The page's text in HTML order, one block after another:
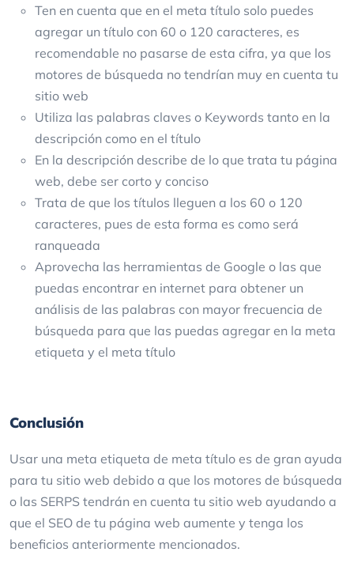
Ten en cuenta que en el meta título solo puedes
agregar un título con 60 o 120 caracteres, es
recomendable no pasarse de esta cifra, ya que los
motores de búsqueda no tendrían muy en cuenta tu
sitio web
Utiliza las palabras claves o Keywords tanto en la
descripción como en el título
En la descripción describe de lo que trata tu página
web, debe ser corto y conciso
Trata de que los títulos lleguen a los 60 o 120
caracteres, pues de esta forma es como será
ranqueada
Aprovecha las herramientas de Google o las que
puedas encontrar en internet para obtener un
análisis de las palabras con mayor frecuencia de
búsqueda para que las puedas agregar en la meta
etiqueta y el meta título
Conclusión
Usar una meta etiqueta de meta título es de gran ayuda
para tu sitio web debido a que los motores de búsqueda
o las SERPS tendrán en cuenta tu sitio web ayudando a
que el SEO de tu página web aumente y tenga los
beneficios anteriormente mencionados.